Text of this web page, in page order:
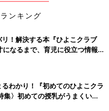
ンキング
！解決する本『ひよこクラブ
なるまで、育児に役立つ情報が
わかり！『初めてのひよこクラ
集〉初めての授乳がうまくい
の基本と夏のトラブル 解決テ